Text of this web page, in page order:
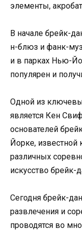
элементы,
В начале брейк-
н-блюз и фанк-
и в парках Нью-
популярен и
Одной из
является Кен
основателей
Йорке, известной
различных
искусство брейк-
Сегодня брейк-
развлечения и
проводятся во